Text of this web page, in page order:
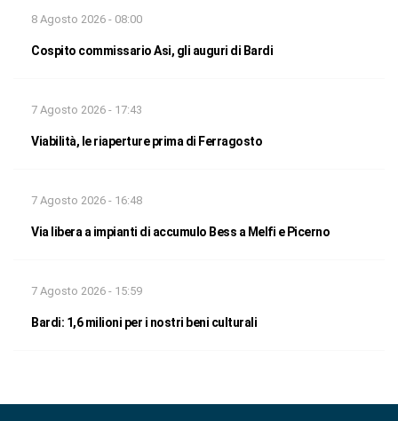
8 Agosto 2026 - 08:00
Cospito commissario Asi, gli auguri di Bardi
7 Agosto 2026 - 17:43
Viabilità, le riaperture prima di Ferragosto
7 Agosto 2026 - 16:48
Via libera a impianti di accumulo Bess a Melfi e Picerno
7 Agosto 2026 - 15:59
Bardi: 1,6 milioni per i nostri beni culturali